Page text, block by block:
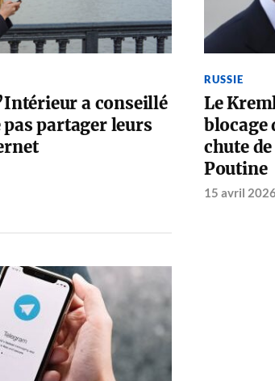
a conseillé
pas partager leurs
RUSSIE
Le
blocage
chute
Poutine
15 avril